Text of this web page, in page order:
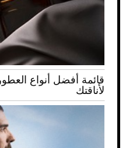
قائمة أفضل أنواع
لأناقتك